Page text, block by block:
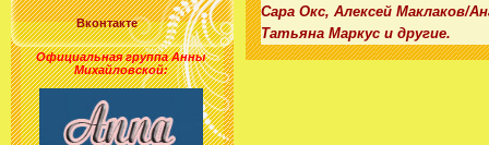
Вконтакте
Официальная группа Анны
Михайловской:
Сара Окс, Алексей Маклаков/
Татьяна Маркус и другие.